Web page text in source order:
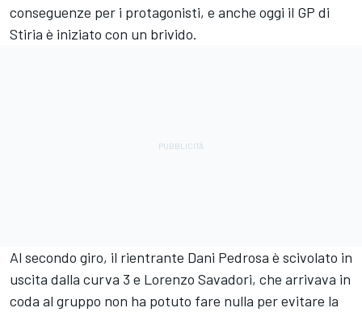
conseguenze per i protagonisti, e anche oggi il GP di
Stiria è iniziato con un brivido.
Al secondo giro, il rientrante Dani Pedrosa è scivolato in
uscita dalla curva 3 e Lorenzo Savadori, che arrivava in
coda al gruppo non ha potuto fare nulla per evitare la